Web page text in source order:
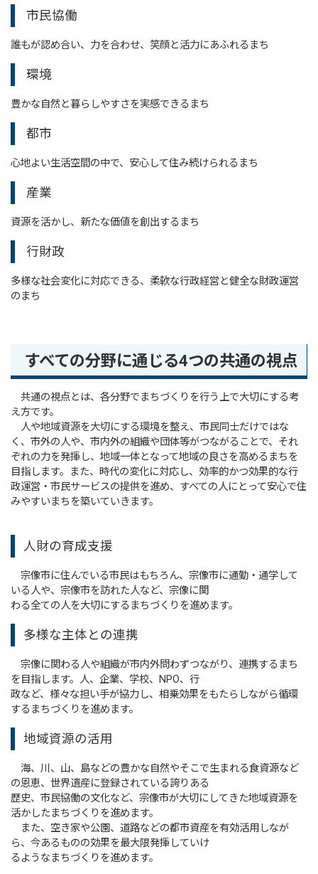
市民協働
誰もが認め合い、力を合わせ、笑顔と活力にあふれるまち
環境
豊かな自然と暮らしやすさを実感できるまち
都市
心地よい生活空間の中で、安心して住み続けられるまち
産業
資源を活かし、新たな価値を創出するまち
行財政
多様な社会変化に対応できる、柔軟な行政経営と健全な財政運営
のまち
すべての分野に通じる4つの共通の視点
共通の視点とは、各分野でまちづくりを行う上で大切にする考
え方です。
人や地域資源を大切にする環境を整え、市民同士だけではな
く、市外の人や、市内外の組織や団体等がつながることで、それ
ぞれの力を発揮し、地域一体となって地域の良さを高めるまちを
目指します。また、時代の変化に対応し、効率的かつ効果的な行
政運営・市民サービスの提供を進め、すべての人にとって安心で住
みやすいまちを築いていきます。
人財の育成支援
宗像市に住んでいる市民はもちろん、宗像市に通勤・通学して
いる人や、宗像市を訪れた人など、宗像に関
わる全ての人を大切にするまちづくりを進めます。
多様な主体との連携
宗像に関わる人や組織が市内外問わずつながり、連携するまち
を目指します。人、企業、学校、NPO、行
政など、様々な担い手が協力し、相乗効果をもたらしながら循環
するまちづくりを進めます。
地域資源の活用
海、川、山、島などの豊かな自然やそこで生まれる食資源など
の恩恵、世界遺産に登録されている誇りある
歴史、市民協働の文化など、宗像市が大切にしてきた地域資源を
活かしたまちづくりを進めます。
また、空き家や公園、道路などの都市資産を有効活用しなが
ら、今あるものの効果を最大限発揮していけ
るようなまちづくりを進めます。